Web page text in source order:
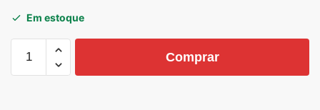
Em estoque
Comprar